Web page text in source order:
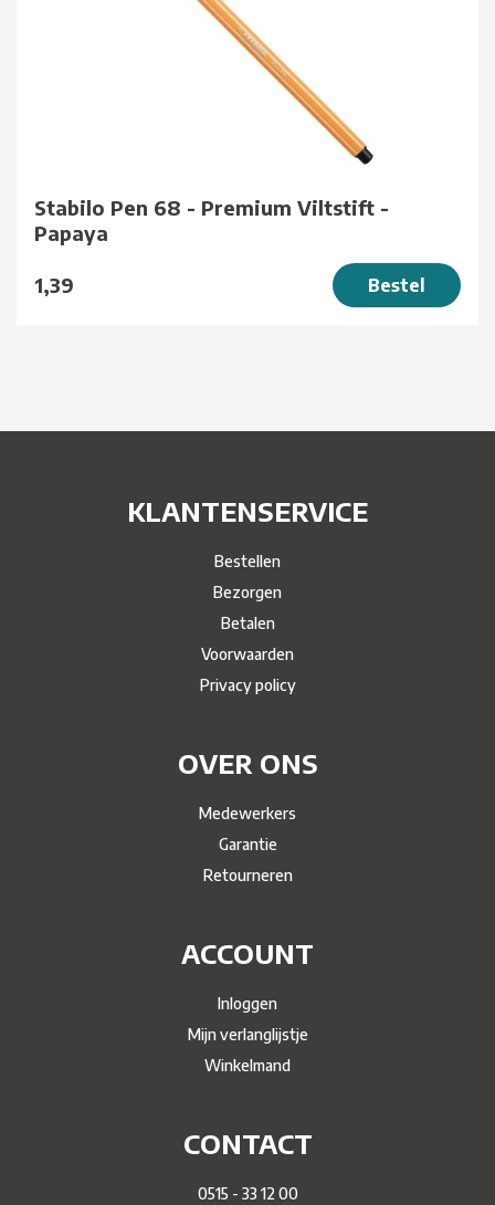
Stabilo Pen 68 - Premium Viltstift -
Papaya
1,39 Bestel
KLANTENSERVICE
Bestellen
Bezorgen
Betalen
Voorwaarden
Privacy policy
OVER ONS
Medewerkers
Garantie
Retourneren
ACCOUNT
Inloggen
Mijn verlanglijstje
Winkelmand
CONTACT
0515 - 33 12 00